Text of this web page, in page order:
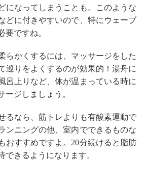
になってしまうことも。このような
どに付きやすいので、特にウェーブ
要ですね。
らかくするには、マッサージをした
巡りをよくするのが効果的！湯舟に
呂上りなど、体が温まっている時に
ージしましょう。
るなら、筋トレよりも有酸素運動で
ンニングの他、室内でできるものな
おすすめですよ。20分続けると脂肪
できるようになります。